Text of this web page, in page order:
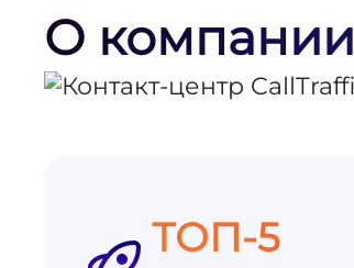
О компании
ТОП-5